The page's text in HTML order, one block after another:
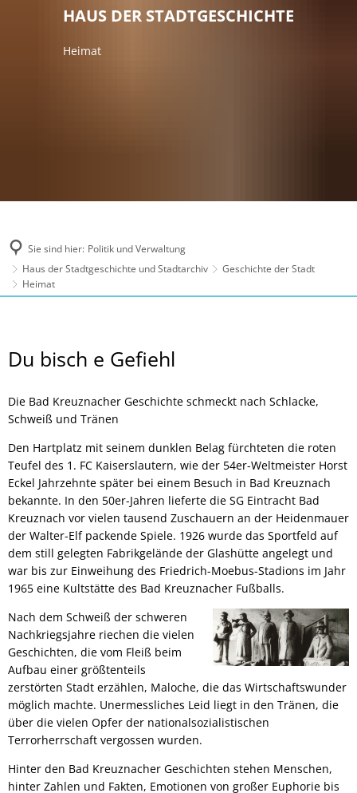
HAUS DER STADTGESCHICHTE
Heimat
Sie sind hier: Politik und Verwaltung
Haus der Stadtgeschichte und Stadtarchiv
Geschichte der Stadt
Heimat
Heimat
Du bisch e Gefiehl
Die Bad Kreuznacher Geschichte schmeckt nach Schlacke,
Schweiß und Tränen
Den Hartplatz mit seinem dunklen Belag fürchteten die roten
Teufel des 1. FC Kaiserslautern, wie der 54er-Weltmeister Horst
Eckel Jahrzehnte später bei einem Besuch in Bad Kreuznach
bekannte. In den 50er-Jahren lieferte die SG Eintracht Bad
Kreuznach vor vielen tausend Zuschauern an der Heidenmauer
der Walter-Elf packende Spiele. 1926 wurde das Sportfeld auf
dem still gelegten Fabrikgelände der Glashütte angelegt und
war bis zur Einweihung des Friedrich-Moebus-Stadions im Jahr
1965 eine Kultstätte des Bad Kreuznacher Fußballs.
Nach dem Schweiß der schweren
Nachkriegsjahre riechen die vielen
Geschichten, die vom Fleiß beim
Aufbau einer größtenteils
zerstörten Stadt erzählen, Maloche, die das Wirtschaftswunder
möglich machte. Unermessliches Leid liegt in den Tränen, die
über die vielen Opfer der nationalsozialistischen
Terrorherrschaft vergossen wurden.
Hinter den Bad Kreuznacher Geschichten stehen Menschen,
hinter Zahlen und Fakten, Emotionen von großer Euphorie bis